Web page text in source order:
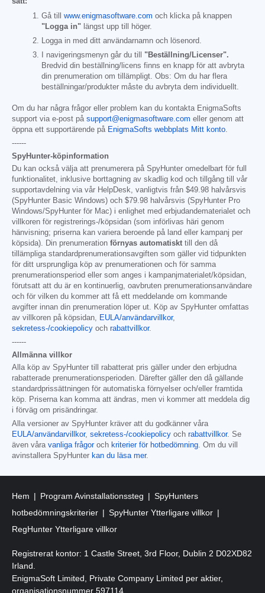
Gå till www.enigmasoftware.com och klicka på knappen
"Logga in" längst upp till höger.
Logga in med ditt användarnamn och lösenord.
I navigeringsmenyn går du till "Beställning/Licenser".
Bredvid din beställning/licens finns en knapp för att avbryta
din prenumeration om tillämpligt. Obs: Om du har flera
beställningar/produkter måste du avbryta dem individuellt.
Om du har några frågor eller problem kan du kontakta EnigmaSofts
support via e-post på support@enigmasoftware.com eller genom att
öppna ett supportärende på EnigmaSofts webbplats Mitt konto.
------
SpyHunter-köpinformation
Du kan också välja att prenumerera på SpyHunter omedelbart för full
funktionalitet, inklusive borttagning av skadlig kod och tillgång till vår
supportavdelning via vår HelpDesk, vanligtvis från $49.98 halvårsvis
(SpyHunter Basic Windows) och $79.98 halvårsvis (SpyHunter Pro
Windows/SpyHunter för Mac) i enlighet med erbjudandematerialet och
villkoren för registrerings-/köpsidan (som införlivas häri genom
hänvisning; priserna kan variera beroende på land eller kampanj per
köpsida). Din prenumeration förnyas automatiskt till den då
tillämpliga standardprenumerationsavgiften som gäller vid tidpunkten
för ditt ursprungliga köp av prenumerationen och för samma
prenumerationsperiod eller som anges i kampanjmaterialet/köpsidan,
förutsatt att du är en kontinuerlig, oavbruten prenumerationsanvändare
och för vilken du kommer att få ett meddelande om kommande
avgifter innan din prenumeration löper ut. Köp av SpyHunter omfattas
av villkoren på köpsidan, EULA/användarvillkor,
sekretess-/cookiepolicy och rabattvillkor.
------
Allmänna villkor
Alla köp av SpyHunter till rabatterat pris gäller under den erbjudna
rabatterade prenumerationsperioden. Därefter gäller den då gällande
standardprissättningen för automatiska förnyelser och/eller framtida
köp. Priserna kan komma att ändras, men vi kommer att meddela dig
i förväg om prisändringar.
Alla versioner av SpyHunter kräver att du godkänner våra
EULA/användarvillkor, sekretess-/cookiepolicy och rabattvillkor. Se
även våra vanliga frågoroch kriterier för hotbedömning. Om du vill
avinstallera SpyHunter kan du läsa mer.
Hem Program Avinstallationssteg
SpyHunters
hotbedömningskriterier
SpyHunter Ytterligare villkor
RegHunter Ytterligare villkor
Registrerat kontor: 1 Castle Street, 3rd Floor, Dublin 2 D02XD82
Irland.
EnigmaSoft Limited, Private Company Limited per aktier,
organisationsnummer 597114.